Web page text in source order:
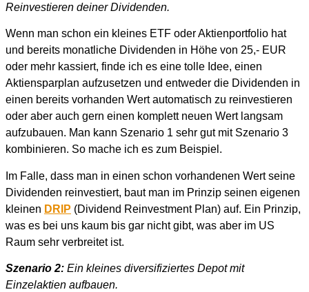
Reinvestieren deiner Dividenden.
Wenn man schon ein kleines ETF oder Aktienportfolio hat
und bereits monatliche Dividenden in Höhe von 25,- EUR
oder mehr kassiert, finde ich es eine tolle Idee, einen
Aktiensparplan aufzusetzen und entweder die Dividenden in
einen bereits vorhanden Wert automatisch zu reinvestieren
oder aber auch gern einen komplett neuen Wert langsam
aufzubauen. Man kann Szenario 1 sehr gut mit Szenario 3
kombinieren. So mache ich es zum Beispiel.
Im Falle, dass man in einen schon vorhandenen Wert seine
Dividenden reinvestiert, baut man im Prinzip seinen eigenen
kleinen DRIP (Dividend Reinvestment Plan) auf. Ein Prinzip,
was es bei uns kaum bis gar nicht gibt, was aber im US
Raum sehr verbreitet ist.
Szenario 2: Ein kleines diversifiziertes Depot mit
Einzelaktien aufbauen.